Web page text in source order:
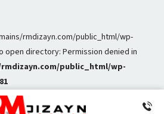
rmdizayn.com/public_html/wp-
open directory: Permission denied in
public_html/wp-